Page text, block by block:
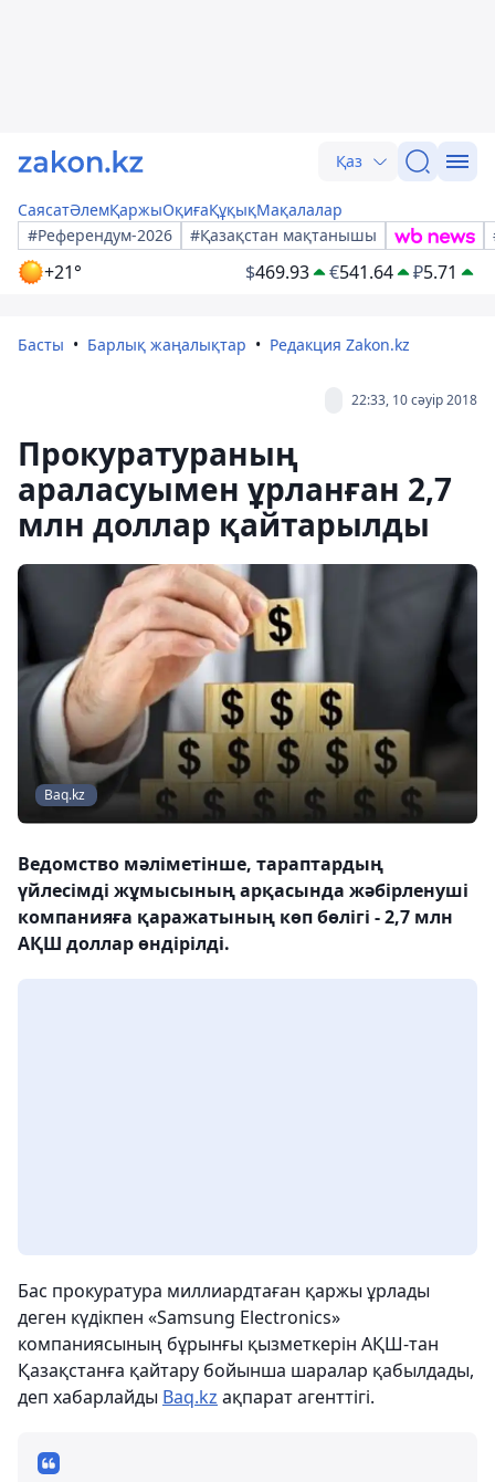
Қаз
СаясатӘлемҚаржыОқиғаҚұқықМақалалар
#Референдум-2026
#Қазақстан мақтанышы
+21° $469.93 €541.64 ₽5.71
Басты Барлық жаңалықтар Редакция Zakon.kz
22:33, 10 сәуір 2018
Прокуратураның
араласуымен ұрланған 2,7
млн доллар қайтарылды
Baq.kz
Ведомство мәліметінше, тараптардың
үйлесімді жұмысының арқасында жәбірленуші
компанияға қаражатының көп бөлігі - 2,7 млн
АҚШ доллар өндірілді.
Бас прокуратура миллиардтаған қаржы ұрлады
деген күдікпен «Samsung Electronics»
компаниясының бұрынғы қызметкерін АҚШ-тан
Қазақстанға қайтару бойынша шаралар қабылдады,
деп хабарлайды Baq.kz ақпарат агенттігі.